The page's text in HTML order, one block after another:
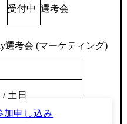
受付中 選考会
選考会 (マーケティング)
土日
加申し込み